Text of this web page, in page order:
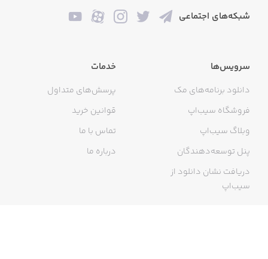
شبکه‌های اجتماعی
سرویس‌ها
دانلود برنامه‌های مک
فروشگاه سیب‌اپ
وبلاگ سیب‌اپ
پنل توسعه‌دهندگان
دریافت نشان دانلود از
سیب‌اپ
خدمات
پرسش‌های متداول
قوانین خرید
تماس با ما
درباره ما